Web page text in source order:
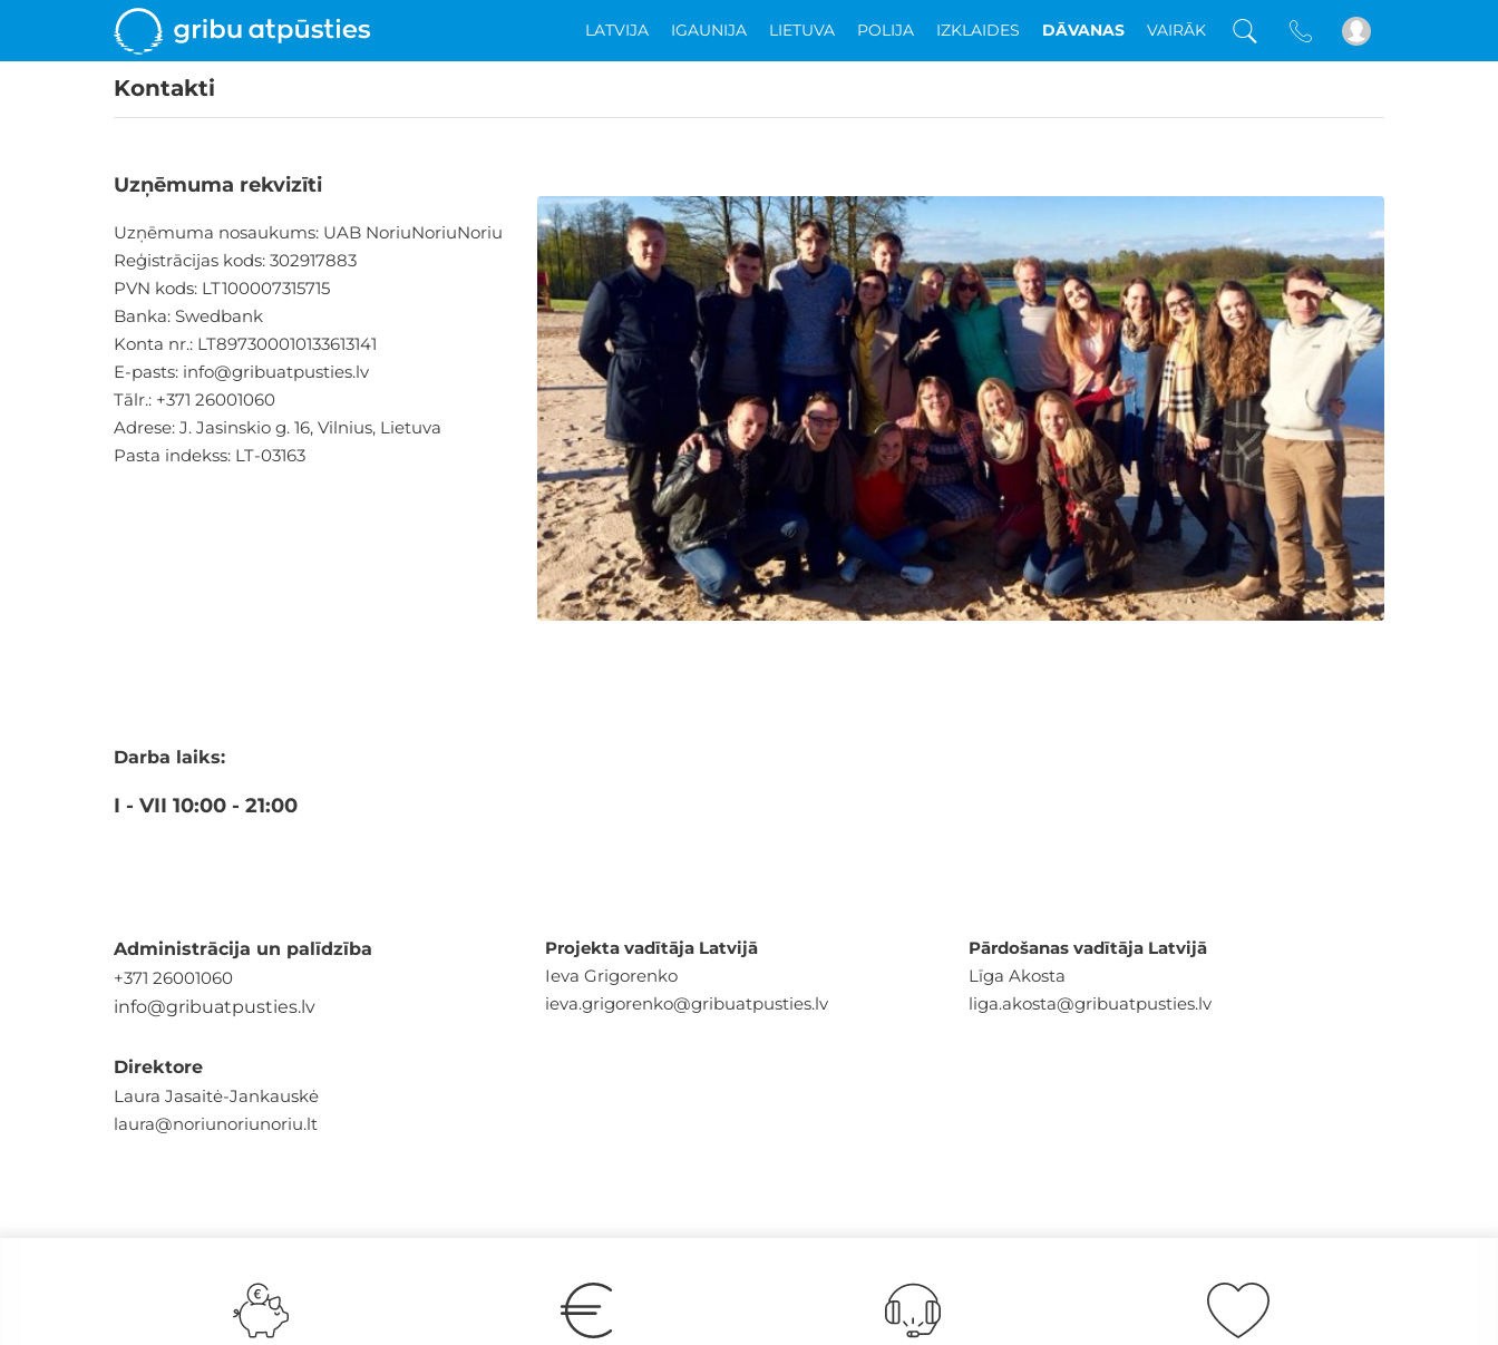
LATVIJA IGAUNIJA LIETUVA POLIJA IZKLAIDES DĀVANAS VAIRĀK
Kontakti
Uzņēmuma rekvizīti
Uzņēmuma nosaukums: UAB NoriuNoriuNoriu
Reģistrācijas kods: 302917883
PVN kods: LT100007315715
Banka: Swedbank
Konta nr.: LT897300010133613141
E-pasts: info@gribuatpusties.lv
Tālr.: +371 26001060
Adrese: J. Jasinskio g. 16, Vilnius, Lietuva
Pasta indekss: LT-03163
Darba laiks:
I - VII 10:00 - 21:00
Administrācija un palīdzība
+371 26001060
info@gribuatpusties.lv
Direktore
Laura Jasaitė-Jankauskė
laura@noriunoriunoriu.lt
Projekta vadītāja Latvijā
Ieva Grigorenko
ieva.grigorenko@gribuatpusties.lv
Pārdošanas vadītāja Latvijā
Līga Akosta
liga.akosta@gribuatpusties.lv